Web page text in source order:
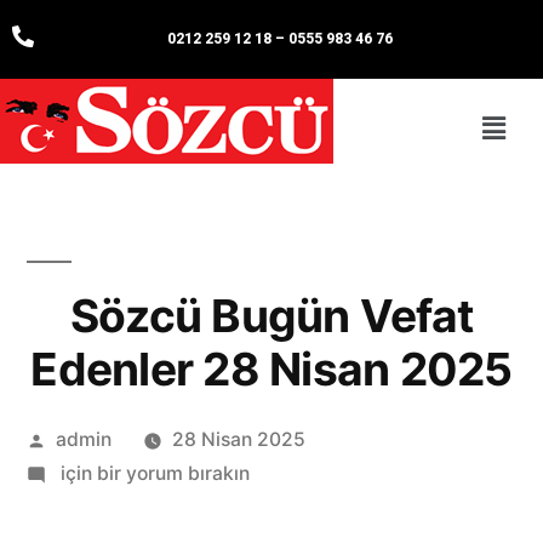
0212 259 12 18– 0555 983 46 76
Sözcü Bugün Vefat
Edenler 28 Nisan 2025
admin
28 Nisan 2025
için bir yorum bırakın